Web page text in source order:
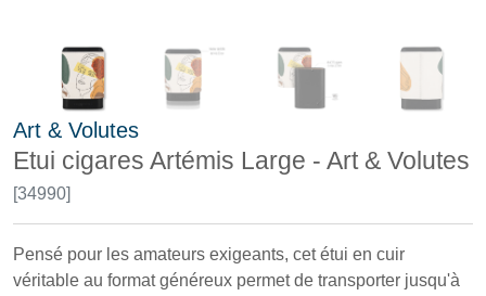
Art & Volutes
Etui cigares Artémis Large - Art & Volutes
[34990]
Pensé pour les amateurs exigeants, cet étui en cuir
véritable au format généreux permet de transporter jusqu'à